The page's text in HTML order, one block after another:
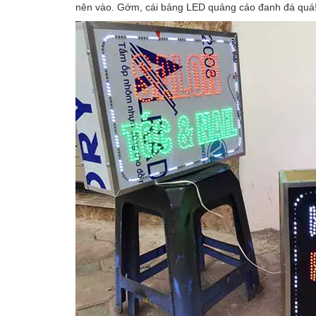
nên vào. Gớm, cái bảng LED quảng cáo đanh đá